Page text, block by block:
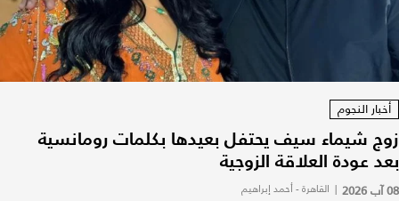
أخبار النجوم
زوج شيماء سيف يحتفل بعيدها بكلمات رومانسية
بعد عودة العلاقة الزوجية
08 آب 2026 | القاهرة - أحمد إبراهيم